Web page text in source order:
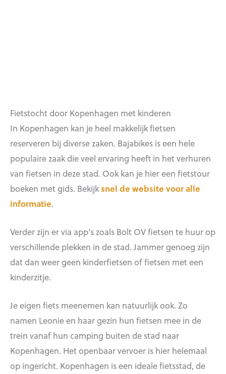
Fietstocht door Kopenhagen met kinderen
In Kopenhagen kan je heel makkelijk fietsen
reserveren bij diverse zaken. Bajabikes is een hele
populaire zaak die veel ervaring heeft in het verhuren
van fietsen in deze stad. Ook kan je hier een fietstour
boeken met gids. Bekijksnel de website voor alle
informatie.
Verder zijn er via app’s zoals Bolt OV fietsen te huur op
verschillende plekken in de stad. Jammer genoeg zijn
dat dan weer geen kinderfietsen of fietsen met een
kinderzitje.
Je eigen fiets meenemen kan natuurlijk ook. Zo
namen Leonie en haar gezin hun fietsen mee in de
trein vanaf hun camping buiten de stad naar
Kopenhagen. Het openbaar vervoer is hier helemaal
op ingericht. Kopenhagen is een ideale fietsstad, de